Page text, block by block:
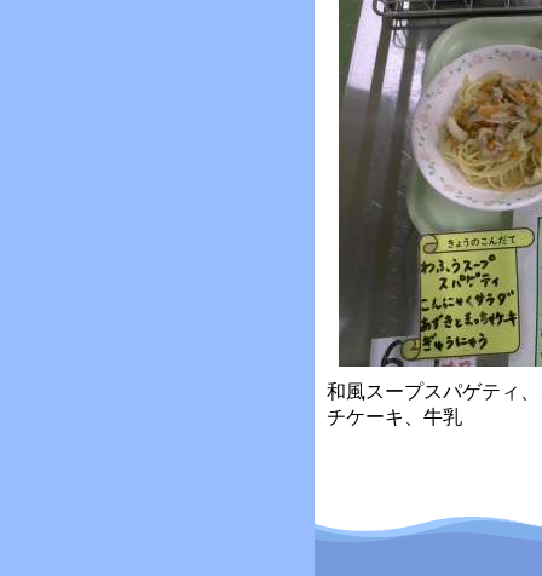
和風スープスパゲティ
チケーキ、牛乳